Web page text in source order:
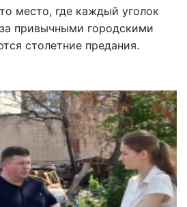
место, где каждый уголок
привычными городскими
столетние предания.